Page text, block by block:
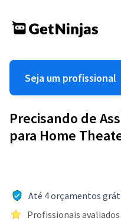
Seja um profissional
Precisando de
para Home
Até 4 orçamentos
Profissionais avaliados